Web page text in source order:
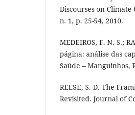
Discourses on
n. 1, p. 25-54, 2010.
MEDEIROS, F. N. S.;
página: análise das
Saúde – Manguinhos,
REESE, S. D. The
Revisited. Journal of